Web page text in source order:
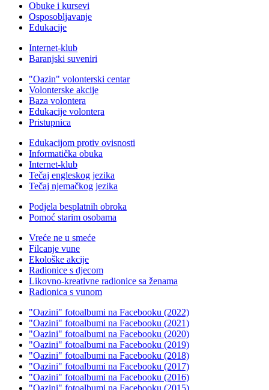
Obuke i kursevi
Osposobljavanje
Edukacije
Internet-klub
Baranjski suveniri
"Oazin" volonterski centar
Volonterske akcije
Baza volontera
Edukacije volontera
Pristupnica
Edukacijom protiv ovisnosti
Informatička obuka
Internet-klub
Tečaj engleskog jezika
Tečaj njemačkog jezika
Podjela besplatnih obroka
Pomoć starim osobama
Vreće ne u smeće
Filcanje vune
Ekološke akcije
Radionice s djecom
Likovno-kreativne radionice sa ženama
Radionica s vunom
"Oazini" fotoalbumi na Facebooku (2022)
"Oazini" fotoalbumi na Facebooku (2021)
"Oazini" fotoalbumi na Facebooku (2020)
"Oazini" fotoalbumi na Facebooku (2019)
"Oazini" fotoalbumi na Facebooku (2018)
"Oazini" fotoalbumi na Facebooku (2017)
"Oazini" fotoalbumi na Facebooku (2016)
"Oazini" fotoalbumi na Facebooku (2015)